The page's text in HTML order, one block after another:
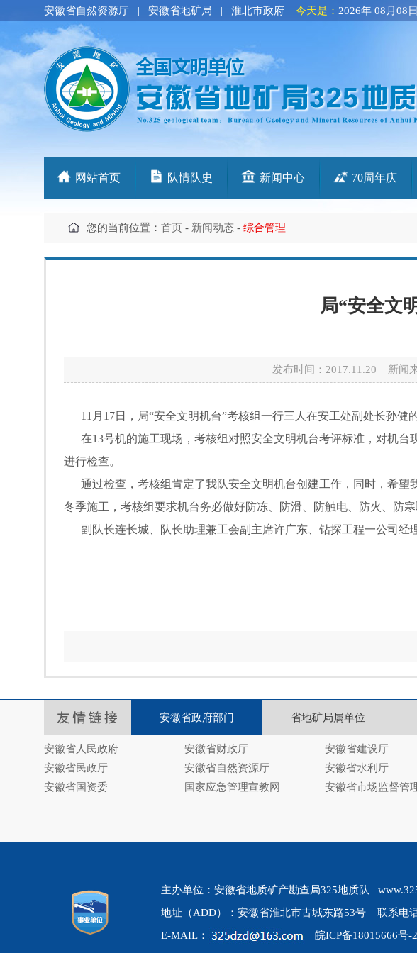
安徽省自然资源厅 | 安徽省地矿局 | 淮北市政府 今天是： 2026年 08月08
网站首页 队情队史 新闻中心 70周年庆
您的当前位置： 首页 - 新闻动态 - 综合管理
局“安全文
发布时间：2017.11.20 新闻
11月17日，局“安全文明机台”考核组一行三人在安工处副处长孙健
在13号机的施工现场，考核组对照安全文明机台考评标准，对机台
进行检查。
通过检查，考核组肯定了我队安全文明机台创建工作，同时，希望
冬季施工，考核组要求机台务必做好防冻、防滑、防触电、防火、防
副队长连长城、队长助理兼工会副主席许广东、钻探工程一公司经
安徽省政府部门 省地矿局属单位
安徽省人民政府 安徽省财政厅 安徽省建设厅
安徽省民政厅
安徽省自然资源厅 安徽省水利厅
安徽省国资委
国家应急管理宣教网 安徽省市场监督管
主办单位：安徽省地质矿产勘查局325地质队
地址（ADD）：安徽省淮北市古城东路53号 联系电
E-MAIL：
皖ICP备18015666号-2